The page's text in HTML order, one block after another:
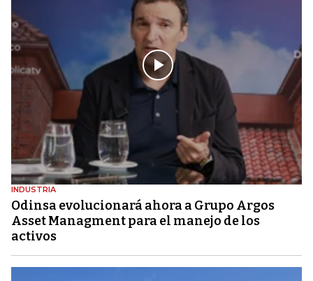
INDUSTRIA
Odinsa evolucionará ahora a Grupo Argos
Asset Managment para el manejo de los
activos